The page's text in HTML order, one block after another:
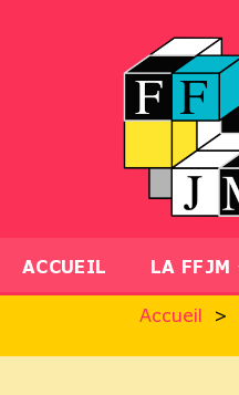
ACCUEIL LA FFJM
Accueil